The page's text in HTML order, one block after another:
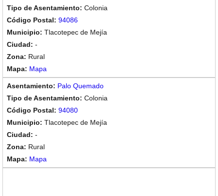
Colonia
94086
Tlacotepec de Mejía
-
Rural
Mapa
Palo Quemado
Colonia
94080
Tlacotepec de Mejía
-
Rural
Mapa